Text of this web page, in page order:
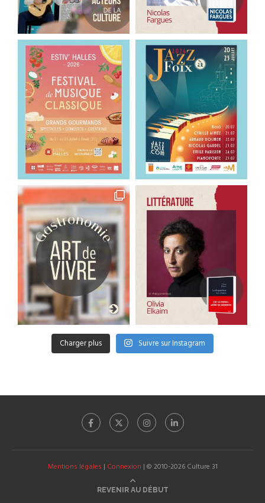
Charger plus Suivre sur Instagram
Mentions légales | Connexion | © 2010-2026 Culture 31
REVENIR AU DÉBUT